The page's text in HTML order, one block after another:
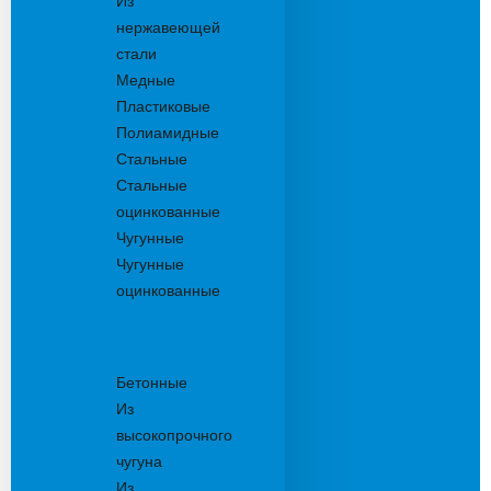
нержавеющей
стали
Медные
Пластиковые
Полиамидные
Стальные
Стальные
оцинкованные
Чугунные
Чугунные
оцинкованные
Бетонные
Из
высокопрочного
чугуна